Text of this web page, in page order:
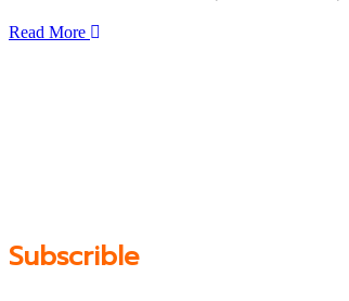
Read More
Subscrible